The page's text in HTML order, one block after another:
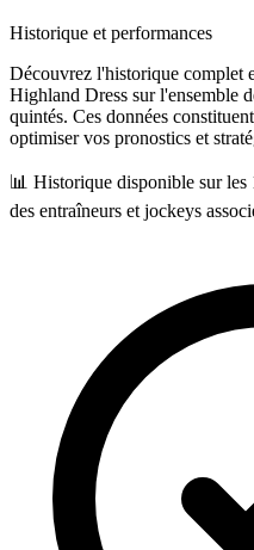
Historique et performances
Découvrez l'historique complet
Highland Dress sur l'ensemble
quintés. Ces données
optimiser vos pronostics et
📊 Historique disponible sur les
des entraîneurs et jockeys